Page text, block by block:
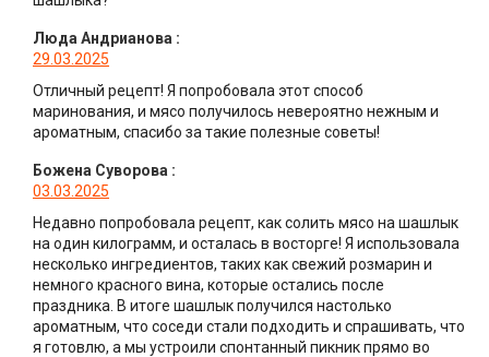
Люда Андрианова :
29.03.2025
Отличный рецепт! Я попробовала этот способ
маринования, и мясо получилось невероятно нежным и
ароматным, спасибо за такие полезные советы!
Божена Суворова :
03.03.2025
Недавно попробовала рецепт, как солить мясо на шашлык
на один килограмм, и осталась в восторге! Я использовала
несколько ингредиентов, таких как свежий розмарин и
немного красного вина, которые остались после
праздника. В итоге шашлык получился настолько
ароматным, что соседи стали подходить и спрашивать, что
я готовлю, а мы устроили спонтанный пикник прямо во